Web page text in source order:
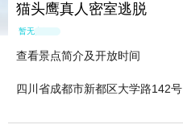
猫头鹰真人密室逃脱
暂无点评
查看景点简介及开放时间
四川省成都市新都区大学路142号